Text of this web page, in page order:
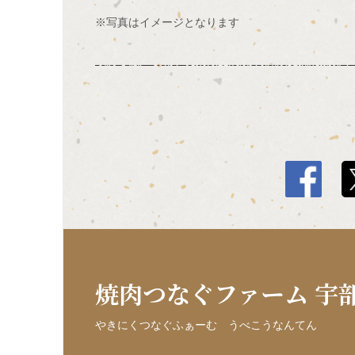
※写真はイメージとなります
焼肉つなぐファーム 宇
やきにくつなぐふぁーむ うべこうなんてん